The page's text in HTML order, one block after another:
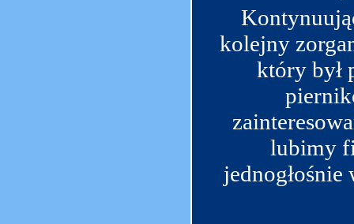
kolejny
który był
lubimy